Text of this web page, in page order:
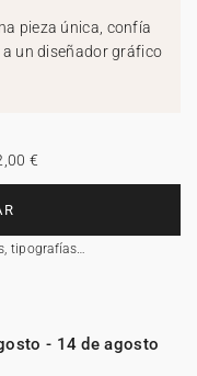
pieza única, confía
un diseñador gráfico
tipografías…
€
- 14 de agosto